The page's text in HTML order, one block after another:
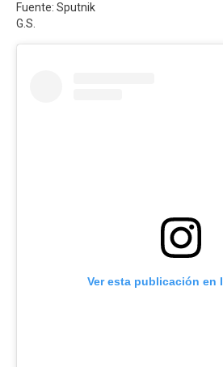
Fuente: Sputnik
G.S.
Ver esta publicación en